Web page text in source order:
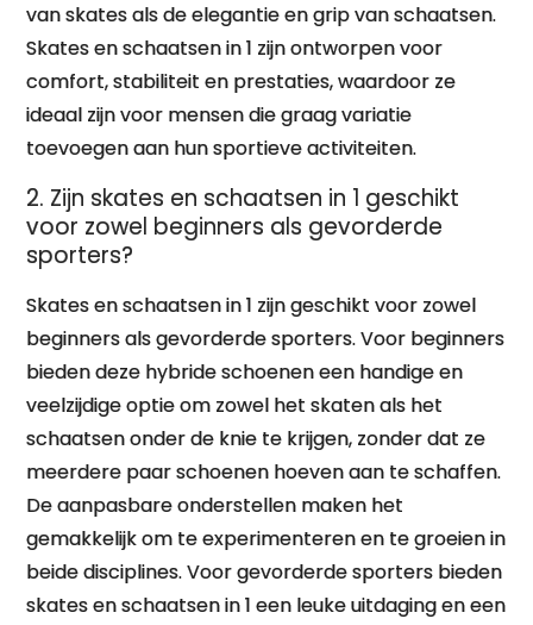
van skates als de elegantie en grip van schaatsen.
Skates en schaatsen in 1 zijn ontworpen voor
comfort, stabiliteit en prestaties, waardoor ze
ideaal zijn voor mensen die graag variatie
toevoegen aan hun sportieve activiteiten.
2. Zijn skates en schaatsen in 1 geschikt
voor zowel beginners als gevorderde
sporters?
Skates en schaatsen in 1 zijn geschikt voor zowel
beginners als gevorderde sporters. Voor beginners
bieden deze hybride schoenen een handige en
veelzijdige optie om zowel het skaten als het
schaatsen onder de knie te krijgen, zonder dat ze
meerdere paar schoenen hoeven aan te schaffen.
De aanpasbare onderstellen maken het
gemakkelijk om te experimenteren en te groeien in
beide disciplines. Voor gevorderde sporters bieden
skates en schaatsen in 1 een leuke uitdaging en een